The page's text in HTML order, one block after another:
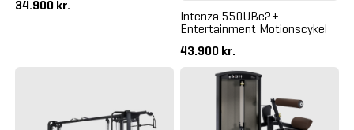
34.900 kr.
Intenza 550UBe2+
Entertainment Motionscykel
43.900 kr.